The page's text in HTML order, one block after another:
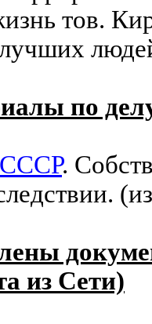
тов.
по
.
из Сети)